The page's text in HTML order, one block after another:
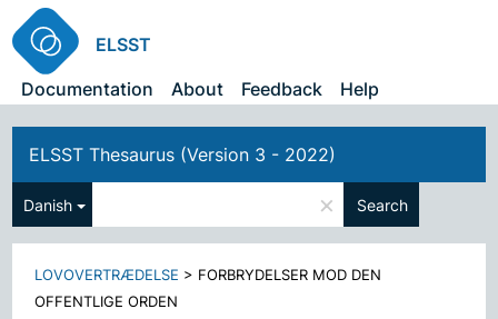
ELSST
Documentation
About Feedback Help
ELSST Thesaurus (Version 3 - 2022)
Danish × Search
LOVOVERTRÆDELSE > FORBRYDELSER MOD DEN
OFFENTLIGE ORDEN